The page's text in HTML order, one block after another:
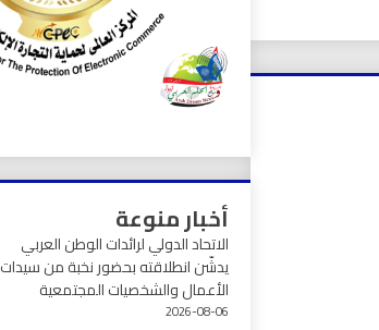
أخبار منوعة
الاتحاد الدولي لرائدات الوطن العربي
يدشّن انطلاقته بحضور نخبة من سيدات
الأعمال والشخصيات المجتمعية
2026-08-06